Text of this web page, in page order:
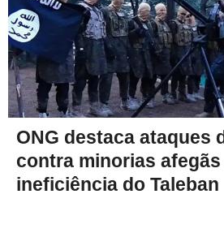
ONG destaca ataques
contra minorias
ineficiência do Taleban